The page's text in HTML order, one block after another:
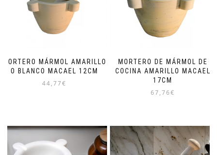
MORTERO MÁRMOL AMARILLO
O BLANCO MACAEL 12CM
44,77€
MORTERO DE MÁRMOL DE
COCINA AMARILLO MACAEL
17CM
67,76€